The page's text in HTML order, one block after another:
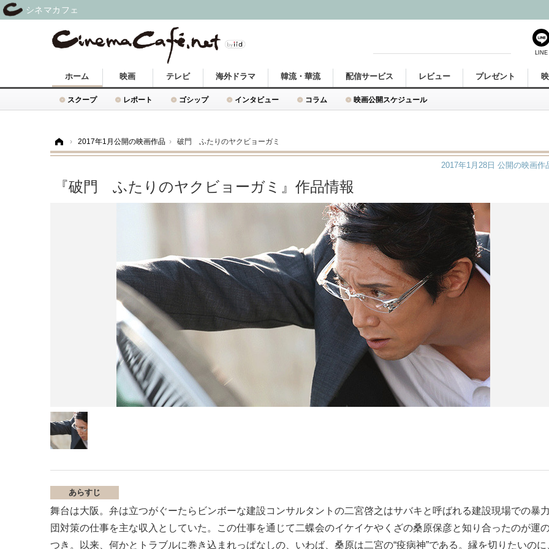
ホーム
スクープ レポート ゴシップ インタビュー コラム 映画公開スケジュール
映画 テレビ 海外ドラマ 韓流・華流 配信サービス レビュー プレゼント
› 2017年1月公開の映画作品 › 破門 ふたりのヤクビョーガミ
『破門 ふたりのヤクビョーガミ』作品情報
2017年1月28日 公開の映画作
あらすじ
舞台は大阪。弁は立つがぐーたらビンボーな建設コンサルタントの二宮啓之はサバキと呼ばれる建設現場での暴力
団対策の仕事を主な収入としていた。この仕事を通じて二蝶会のイケイケやくざの桑原保彦と知り合ったのが運
つき。以来、何かとトラブルに巻き込まれっぱなしの、いわば、桑原は二宮の“疫病神”である。縁を切りたいのに
LINE
シネマカフェ